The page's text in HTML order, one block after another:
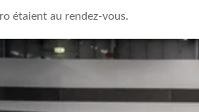
étaient au rendez-vous.